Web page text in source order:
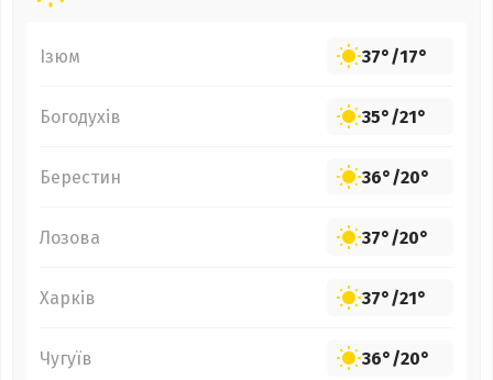
Ізюм 37°/17°
Богодухів 35°/21°
Берестин 36°/20°
Лозова 37°/20°
Харків 37°/21°
Чугуїв 36°/20°